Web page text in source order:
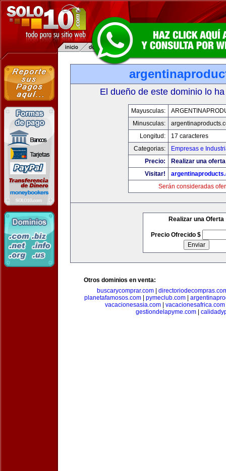
El dueño de este dominio lo
Mayusculas:
Minusculas:
Longitud:
17 caracteres
Categorias:
Empresas e
Precio:
Realizar una
Visitar!
Serán consideradas
Realizar una Oferta
Precio Ofrecido $
Otros dominios en venta:
buscarycomprar.com|
planetafamosos.com| pymeclub.com|
vacacionesasia.com
vacacionesafrica.com
gestiondelapyme.com|